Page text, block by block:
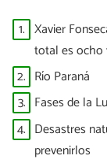
1. Xavier
total es ocho
Mundial”
2. Río Paraná
3. Fases de la
4. Desastres
prevenirlos